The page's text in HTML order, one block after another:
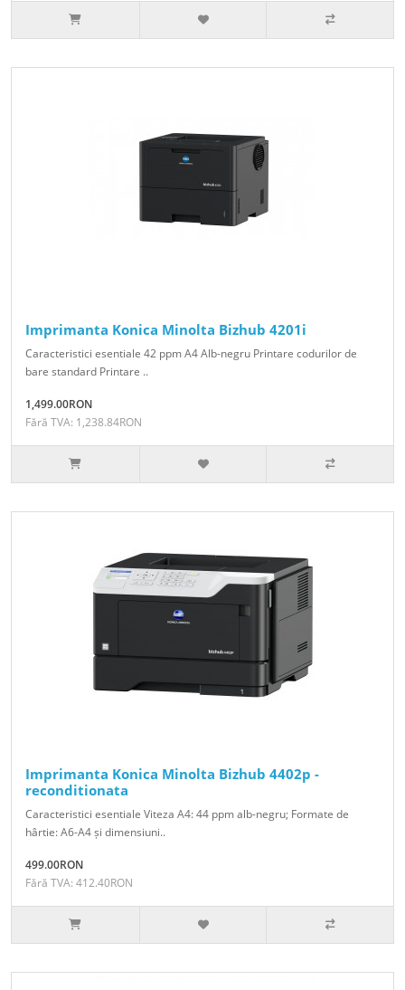
Imprimanta Konica Minolta Bizhub 4201i
Caracteristici esentiale 42 ppm A4 Alb-negru Printare codurilor de
bare standard Printare ..
1,499.00RON
Fără TVA: 1,238.84RON
Imprimanta Konica Minolta Bizhub 4402p -
reconditionata
Caracteristici esentiale Viteza A4: 44 ppm alb-negru; Formate de
hârtie: A6-A4 și dimensiuni..
499.00RON
Fără TVA: 412.40RON